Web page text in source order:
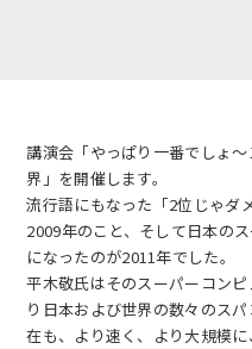
EN アクセス お問合せ
講演会「やっぱり一番でしょ
界」を開催します。
流行語にもなった「2位じゃダ
2009年のこと、そして日本の
になったのが2011年でした。
平木敬氏はそのスーパーコンピ
り日本および世界の数々のス
在も、より速く、より大規模